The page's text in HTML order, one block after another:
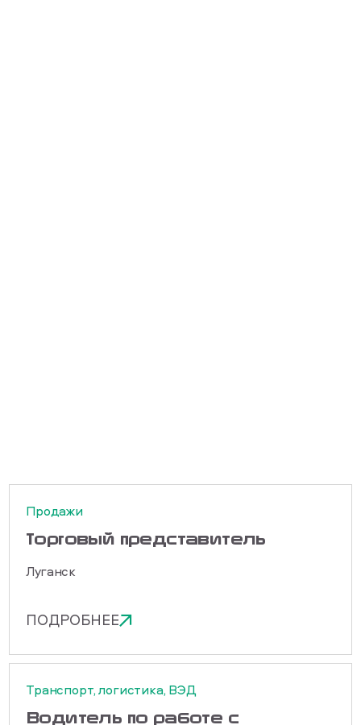
Продажи
Торговый представитель
Луганск
ПОДРОБНЕЕ
Транспорт, логистика, ВЭД
Водитель по работе с